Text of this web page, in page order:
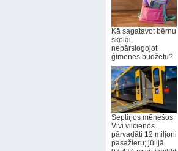
Kā sagatavot bērnu
skolai,
nepārslogojot
ģimenes budžetu?
Septiņos mēnešos
Vivi vilcienos
pārvadāti 12 miljoni
pasažieru; jūlijā